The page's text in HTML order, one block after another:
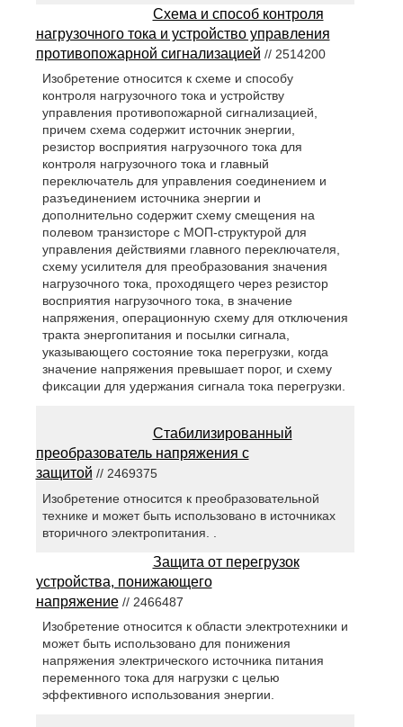
Схема и способ контроля
нагрузочного тока и устройство управления
противопожарной сигнализацией // 2514200
Изобретение относится к схеме и способу
контроля нагрузочного тока и устройству
управления противопожарной сигнализацией,
причем схема содержит источник энергии,
резистор восприятия нагрузочного тока для
контроля нагрузочного тока и главный
переключатель для управления соединением и
разъединением источника энергии и
дополнительно содержит схему смещения на
полевом транзисторе с МОП-структурой для
управления действиями главного переключателя,
схему усилителя для преобразования значения
нагрузочного тока, проходящего через резистор
восприятия нагрузочного тока, в значение
напряжения, операционную схему для отключения
тракта энергопитания и посылки сигнала,
указывающего состояние тока перегрузки, когда
значение напряжения превышает порог, и схему
фиксации для удержания сигнала тока перегрузки.
Стабилизированный
преобразователь напряжения с
защитой // 2469375
Изобретение относится к преобразовательной
технике и может быть использовано в источниках
вторичного электропитания. .
Защита от перегрузок
устройства, понижающего
напряжение// 2466487
Изобретение относится к области электротехники и
может быть использовано для понижения
напряжения электрического источника питания
переменного тока для нагрузки с целью
эффективного использования энергии.